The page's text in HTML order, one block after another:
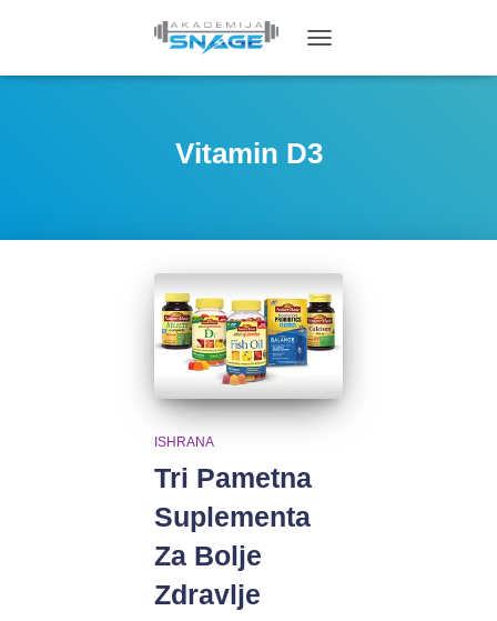
NAVIGATION
Vitamin D3
ISHRANA
Tri Pametna
Suplementa
Za Bolje
Zdravlje